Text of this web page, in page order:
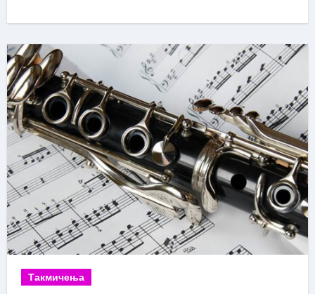
Такмичења